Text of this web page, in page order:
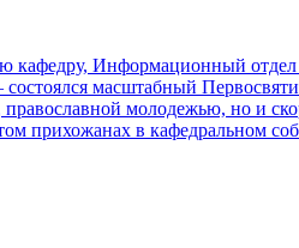
кафедру, Информационный
масштабный
молодежью, но и
прихожанах в кафедральном